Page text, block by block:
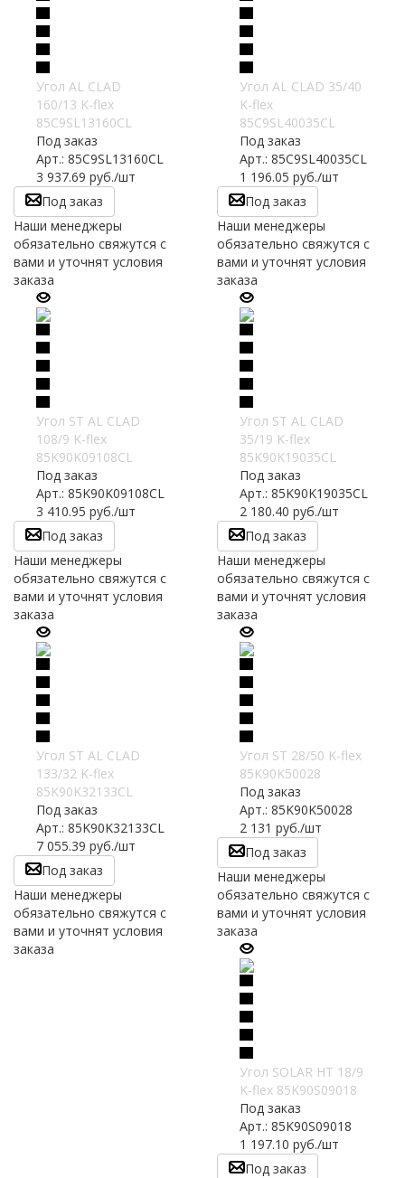
Угол AL CLAD
160/13 K-flex
85C9SL13160CL
Под заказ
Арт.: 85C9SL13160CL
3 937.69 руб./шт
Под заказ
Наши менеджеры
обязательно свяжутся с
вами и уточнят условия
заказа
Угол AL CLAD 35/40
K-flex
85C9SL40035CL
Под заказ
Арт.: 85C9SL40035CL
1 196.05 руб./шт
Под заказ
Наши менеджеры
обязательно свяжутся с
вами и уточнят условия
заказа
Угол ST AL CLAD
108/9 K-flex
85K90K09108CL
Под заказ
Арт.: 85K90K09108CL
3 410.95 руб./шт
Под заказ
Наши менеджеры
обязательно свяжутся с
вами и уточнят условия
заказа
Угол ST AL CLAD
35/19 K-flex
85K90K19035CL
Под заказ
Арт.: 85K90K19035CL
2 180.40 руб./шт
Под заказ
Наши менеджеры
обязательно свяжутся с
вами и уточнят условия
заказа
Угол ST AL CLAD
133/32 K-flex
85K90K32133CL
Под заказ
Арт.: 85K90K32133CL
7 055.39 руб./шт
Под заказ
Наши менеджеры
обязательно свяжутся с
вами и уточнят условия
заказа
Угол ST 28/50 K-flex
85K90K50028
Под заказ
Арт.: 85K90K50028
2 131 руб./шт
Под заказ
Наши менеджеры
обязательно свяжутся с
вами и уточнят условия
заказа
Угол SOLAR HT 18/9
K-flex 85K90S09018
Под заказ
Арт.: 85K90S09018
1 197.10 руб./шт
Под заказ